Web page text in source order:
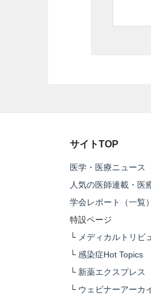
サイトTOP
医学・医療ニュース
人気の医師連載・医
学会レポート（一覧）
特設ページ
└ メディカルトリビ
└ 感染症Hot Topics
└ 新薬エクスプレス
└ ウェビナーアーカ